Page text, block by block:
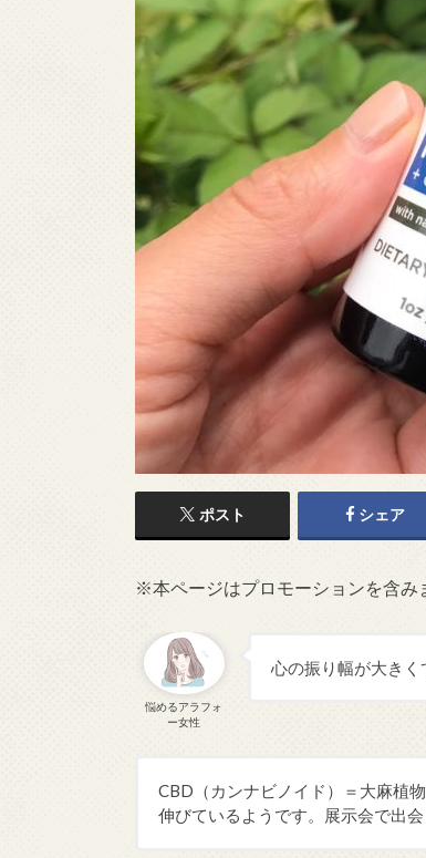
ポスト シェア
※本ページはプロモーションを含み
悩めるアラフォ
ー女性
心の振り幅が大き
CBD（カンナビノイド）＝大麻植
伸びているようです。展示会で出